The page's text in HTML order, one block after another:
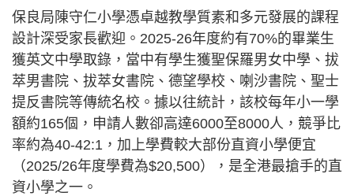
保良局陳守仁小學憑卓越教學質素和多元發展的課程
設計深受家長歡迎。2025-26年度約有70%的畢業生
獲英文中學取錄，當中有學生獲聖保羅男女中學、拔
萃男書院、拔萃女書院、德望學校、喇沙書院、聖士
提反書院等傳統名校。據以往統計，該校每年小一學
額約165個，申請人數卻高達6000至8000人，競爭比
率約為40-42:1，加上學費較大部份直資小學便宜
（2025/26年度學費為$20,500），是全港最搶手的直
資小學之一。